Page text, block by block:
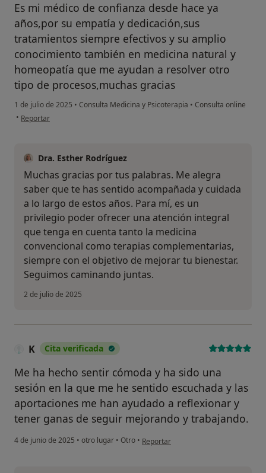
Es mi médico de confianza desde hace ya
años,por su empatía y dedicación,sus
tratamientos siempre efectivos y su amplio
conocimiento también en medicina natural y
homeopatía que me ayudan a resolver otro
tipo de procesos,muchas gracias
1 de julio de 2025 • Consulta Medicina y Psicoterapia • Consulta online
• en opinión del usuario Rebeca
Reportar
Dra. Esther Rodríguez
Muchas gracias por tus palabras. Me alegra
saber que te has sentido acompañada y cuidada
a lo largo de estos años. Para mí, es un
privilegio poder ofrecer una atención integral
que tenga en cuenta tanto la medicina
convencional como terapias complementarias,
siempre con el objetivo de mejorar tu bienestar.
Seguimos caminando juntas.
2 de julio de 2025
K Cita verificada
Me ha hecho sentir cómoda y ha sido una
sesión en la que me he sentido escuchada y las
aportaciones me han ayudado a reflexionar y
tener ganas de seguir mejorando y trabajando.
4 de junio de 2025 • otro lugar • Otro • en opinión del usuario K
Reportar